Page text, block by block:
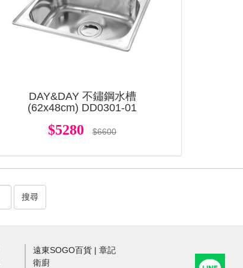
DAY&DAY 不鏽鋼水槽
(62x48cm) DD0301-01
$5280 $6600
搜尋
遠東SOGO百貨 | 章記
衛廚